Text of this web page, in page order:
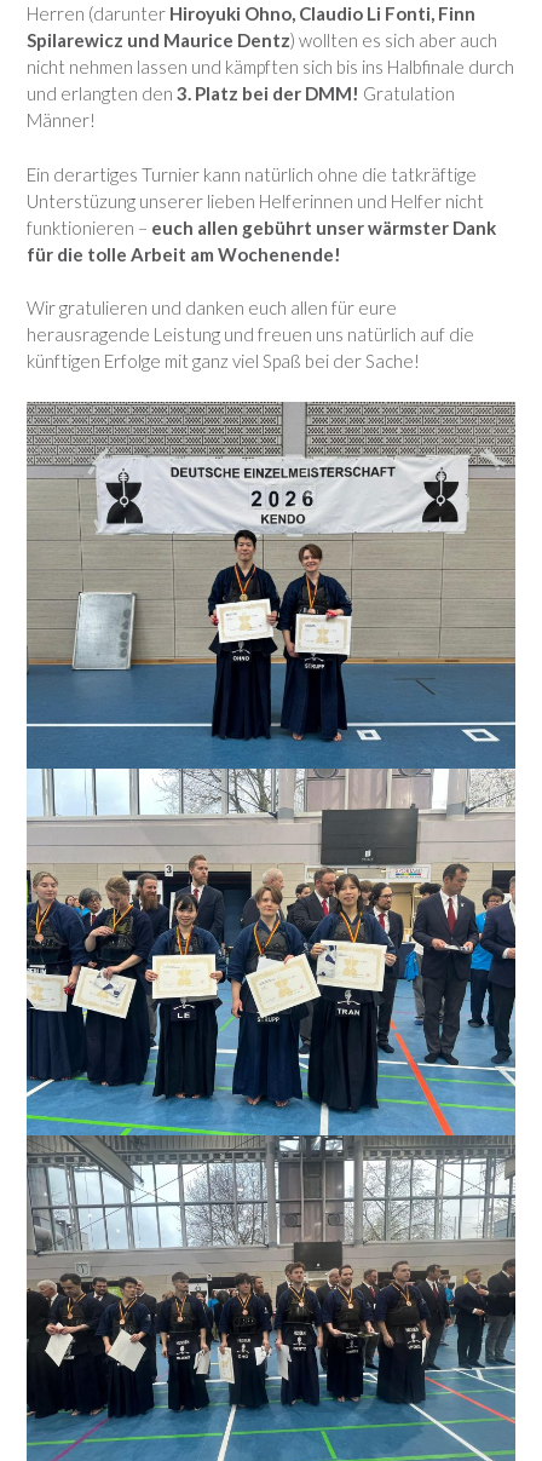
Herren (darunter Hiroyuki Ohno, Claudio Li Fonti, Finn
Spilarewicz und Maurice Dentz) wollten es sich aber auch
nicht nehmen lassen und kämpften sich bis ins Halbfinale durch
und erlangten den 3. Platz bei der DMM! Gratulation
Männer!
Ein derartiges Turnier kann natürlich ohne die tatkräftige
Unterstüzung unserer lieben Helferinnen und Helfer nicht
funktionieren – euch allen gebührt unser wärmster Dank
für die tolle Arbeit am Wochenende!
Wir gratulieren und danken euch allen für eure
herausragende Leistung und freuen uns natürlich auf die
künftigen Erfolge mit ganz viel Spaß bei der Sache!